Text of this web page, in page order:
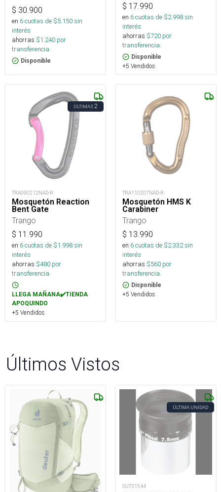
$ 30.900
en 6cuotas de $5.150sin
interés
ahorras $1.240 por
transferencia.
Disponible
$ 17.990
en 6cuotas de $2.998sin
interés
ahorras $720 por
transferencia.
Disponible
+5 Vendidos
ÚLTIMAS2
TRA090212NAD-R
Mosquetón Reaction
Bent Gate
Trango
$ 11.990
en 6cuotas de $1.998sin
interés
ahorras $480 por
transferencia.
LLEGA MAÑANA✔️TIENDA
APOQUINDO
+5 Vendidos
TRA110207NAD-R
Mosquetón HMS K
Carabiner
Trango
$ 13.990
en 6cuotas de $2.332sin
interés
ahorras $560 por
transferencia.
Disponible
+5 Vendidos
Últimos Vistos
ÚLTIMA UNIDAD
OUT31544